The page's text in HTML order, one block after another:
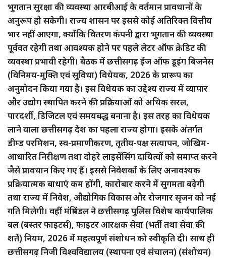
भुगतान सुरक्षा की व्यवस्था आरबीआई के वर्तमान प्रावधानों के
अनुरूप हो सकेगी। राज्य शासन पर इससे कोई अतिरिक्त वित्तीय
भार नहीं आएगा, क्योंकि वितरण कंपनी द्वारा भुगतान की व्यवस्था
पूर्ववत रहेगी तथा आवश्यक होने पर पहले लेटर ऑफ क्रेडिट की
व्यवस्था प्रभावी रहेगी। बैठक में छत्तीसगढ़ ईज ऑफ डूइंग बिजनेस
(विनिमय-मुक्ति एवं सुविधा) विधेयक, 2026 के प्रारूप का
अनुमोदन किया गया है। इस विधेयक का उद्देश्य राज्य में व्यापार
और उद्योग स्थापित करने की प्रक्रियाओं को अधिक सरल,
पारदर्शी, डिजिटल एवं समयबद्ध बनाना है। इस तरह का विधेयक
लाने वाला छत्तीसगढ़ देश का पहला राज्य होगा। इसके अंतर्गत
डीम्ड परमिशन, स्व-प्रमाणीकरण, तृतीय-पक्ष सत्यापन, जोखिम-
आधारित निरीक्षण तथा दोहरे लाइसेंसिंग दायित्वों को समाप्त करने
जैसे प्रावधान किए गए हैं। इससे निवेशकों के लिए अनावश्यक
प्रक्रियात्मक बाधाएं कम होंगी, कारोबार करने में सुगमता बढ़ेगी
तथा राज्य में निवेश, औद्योगिक विकास और रोजगार सृजन को नई
गति मिलेगी। वहीं मंत्रिमंडल ने छत्तीसगढ़ पुलिस विशेष कार्यपालिक
बल (बस्तर फाइटर्स), फाइटर आरक्षक सेवा (भर्ती तथा सेवा की
शर्तें) नियम, 2026 में महत्वपूर्ण संशोधन को स्वीकृति दी। साथ ही
छत्तीसगढ़ निजी विश्वविद्यालय (स्थापना एवं संचालन) (संशोधन)